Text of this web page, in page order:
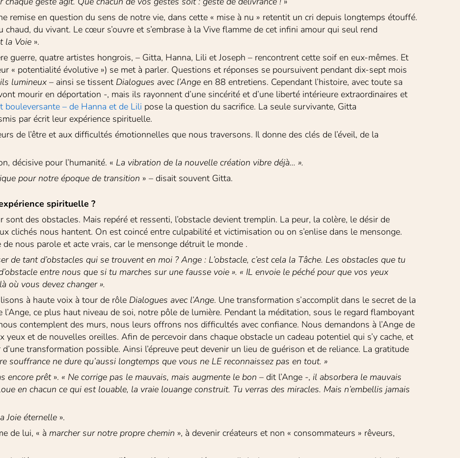
remise en question du sens de notre vie, dans cette « mise à nu » retentit un cri depuis longtemps étouffé.
du vivant. Le cœur s’ouvre et s’embrase à la Vive flamme de cet infini amour qui seul rend
la Voie ».
guerre, quatre artistes hongrois, – Gitta, Hanna, Lili et Joseph – rencontrent cette soif en eux-mêmes. Et
« potentialité évolutive ») se met à parler. Questions et réponses se poursuivent pendant dix-sept mois
lumineux – ainsi se tissent Dialogues avec l’Ange en 88 entretiens. Cependant l’histoire, avec toute sa
mourir en déportation -, mais ils rayonnent d’une sincérité et d’une liberté intérieure extraordinaires et
bouleversante – de Hanna et de Lili pose la question du sacrifice. La seule survivante, Gitta
par écrit leur expérience spirituelle.
de l’être et aux difficultés émotionnelles que nous traversons. Il donne des clés de l’éveil, de la
décisive pour l’humanité. « La vibration de la nouvelle création vibre déjà… ».
pour notre époque de transition » – disait souvent Gitta.
spirituelle ?
des obstacles. Mais repéré et ressenti, l’obstacle devient tremplin. La peur, la colère, le désir de
clichés nous hantent. On est coincé entre culpabilité et victimisation ou on s’enlise dans le mensonge.
nous parole et acte vrais, car le mensonge détruit le monde .
de tant d’obstacles qui se trouvent en moi ? Ange : L’obstacle, c’est cela la Tâche. Les obstacles que tu
entre nous que si tu marches sur une fausse voie ». « IL envoie le péché pour que vos yeux
où vous devez changer ».
à haute voix à tour de rôle Dialogues avec l’Ange. Une transformation s’accomplit dans le secret de la
l’Ange, ce plus haut niveau de soi, notre pôle de lumière. Pendant la méditation, sous le regard flamboyant
contemplent des murs, nous leurs offrons nos difficultés avec confiance. Nous demandons à l’Ange de
yeux et de nouvelles oreilles. Afin de percevoir dans chaque obstacle un cadeau potentiel qui s’y cache, et
d’une transformation possible. Ainsi l’épreuve peut devenir un lieu de guérison et de reliance. La gratitude
souffrance ne dure qu’aussi longtemps que vous ne LE reconnaissez pas en tout. »
encore prêt ». « Ne corrige pas le mauvais, mais augmente le bon – dit l’Ange -, il absorbera le mauvais
en chacun ce qui est louable, la vraie louange construit. Tu verras des miracles. Mais n’embellis jamais
Joie éternelle ».
de lui, « à marcher sur notre propre chemin », à devenir créateurs et non « consommateurs » rêveurs,